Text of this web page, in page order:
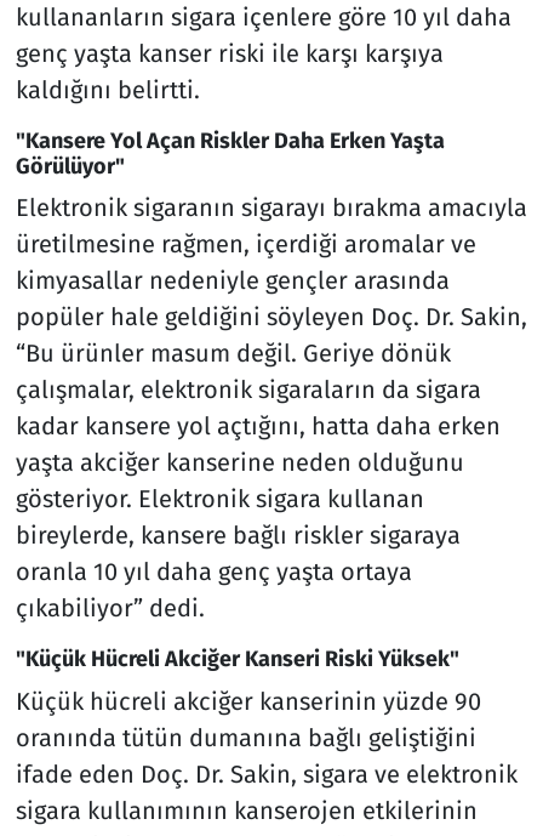
kullananların sigara içenlere göre 10 yıl daha
genç yaşta kanser riski ile karşı karşıya
kaldığını belirtti.
"Kansere Yol Açan Riskler Daha Erken Yaşta
Görülüyor"
Elektronik sigaranın sigarayı bırakma amacıyla
üretilmesine rağmen, içerdiği aromalar ve
kimyasallar nedeniyle gençler arasında
popüler hale geldiğini söyleyen Doç. Dr. Sakin,
“Bu ürünler masum değil. Geriye dönük
çalışmalar, elektronik sigaraların da sigara
kadar kansere yol açtığını, hatta daha erken
yaşta akciğer kanserine neden olduğunu
gösteriyor. Elektronik sigara kullanan
bireylerde, kansere bağlı riskler sigaraya
oranla 10 yıl daha genç yaşta ortaya
çıkabiliyor” dedi.
"Küçük Hücreli Akciğer Kanseri Riski Yüksek"
Küçük hücreli akciğer kanserinin yüzde 90
oranında tütün dumanına bağlı geliştiğini
ifade eden Doç. Dr. Sakin, sigara ve elektronik
sigara kullanımının kanserojen etkilerinin